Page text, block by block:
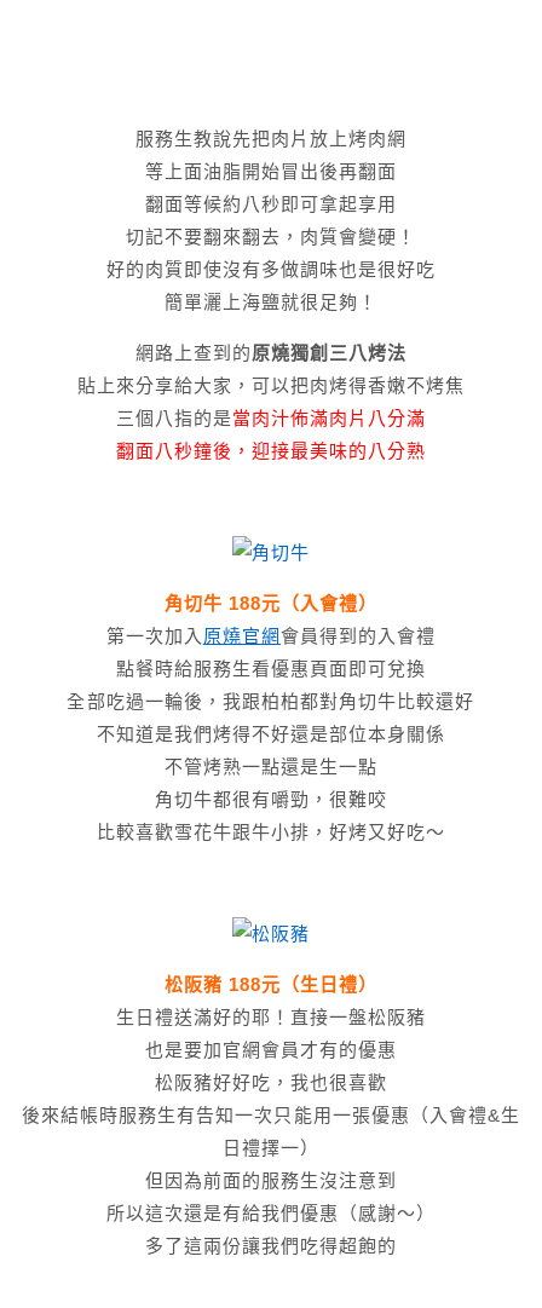
服務生教說先把肉片放上烤肉網
等上面油脂開始冒出後再翻面
翻面等候約八秒即可拿起享用
切記不要翻來翻去，肉質會變硬！
好的肉質即使沒有多做調味也是很好吃
簡單灑上海鹽就很足夠！
網路上查到的原燒獨創三八烤法
貼上來分享給大家，可以把肉烤得香嫩不烤焦
三個八指的是當肉汁佈滿肉片八分滿
翻面八秒鐘後，迎接最美味的八分熟
角切牛 188元（入會禮）
第一次加入 原燒官網會員得到的入會禮
點餐時給服務生看優惠頁面即可兌換
全部吃過一輪後，我跟柏柏都對角切牛比較還好
不知道是我們烤得不好還是部位本身關係
不管烤熟一點還是生一點
角切牛都很有嚼勁，很難咬
比較喜歡雪花牛跟牛小排，好烤又好吃～
松阪豬 188元（生日禮）
生日禮送滿好的耶！直接一盤松阪豬
也是要加官網會員才有的優惠
松阪豬好好吃，我也很喜歡
後來結帳時服務生有告知一次只能用一張優惠（入會禮&生
日禮擇一）
但因為前面的服務生沒注意到
所以這次還是有給我們優惠（感謝～）
多了這兩份讓我們吃得超飽的